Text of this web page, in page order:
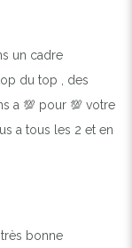
un cadre
du top , des
a 💯 pour 💯 votre
a tous les 2 et en
bonne